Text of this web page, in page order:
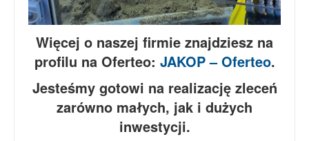
Więcej o naszej firmie znajdziesz na
profilu na Oferteo: JAKOP – Oferteo.
Jesteśmy gotowi na realizację zleceń
zarówno małych, jak i dużych
inwestycji.